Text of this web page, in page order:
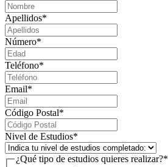
Apellidos*
Número*
Teléfono*
Email*
Código Postal*
Nivel de Estudios*
¿Qué tipo de estudios quieres realizar?*